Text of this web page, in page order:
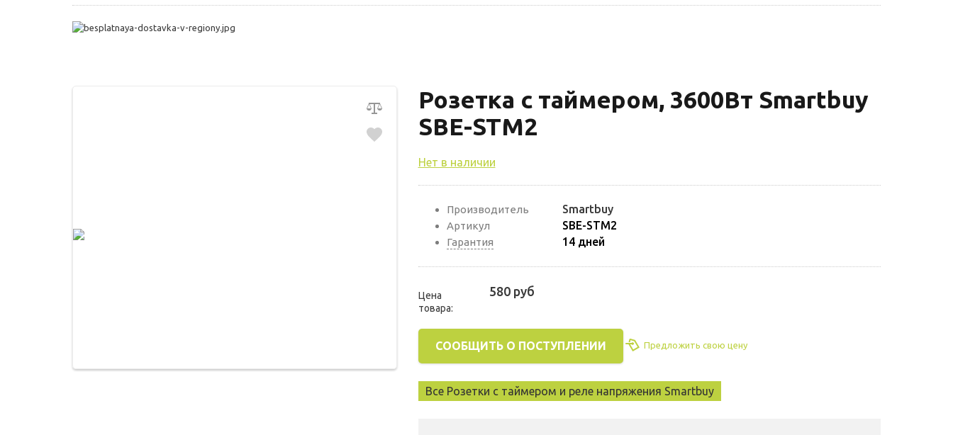
Розетка с таймером, 3600Вт Smartbuy
SBE-STM2
Нет в наличии
Производитель Smartbuy
Артикул SBE-STM2
Гарантия 14 дней
Цена
товара:
580 руб
СООБЩИТЬ О ПОСТУПЛЕНИИ Предложить свою цену
Все Розетки с таймером и реле напряжения Smartbuy